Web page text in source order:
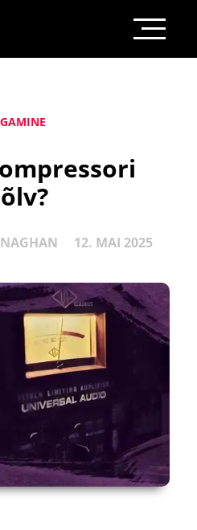
12. MAI 2025